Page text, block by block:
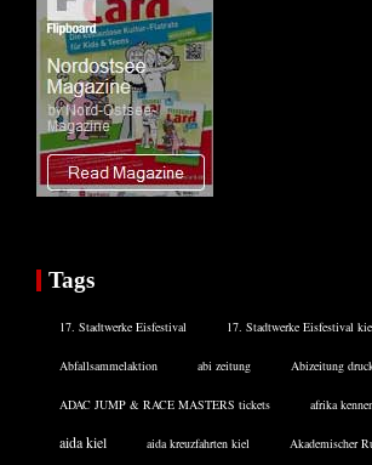
Tags
17. Stadtwerke Eisfestival 17. Stadtwerke Eisfestival
Abfallsammelaktion abi zeitung Abizeitung
ADAC JUMP & RACE MASTERS tickets afrika
aida kiel aida kreuzfahrten kiel Akademischer